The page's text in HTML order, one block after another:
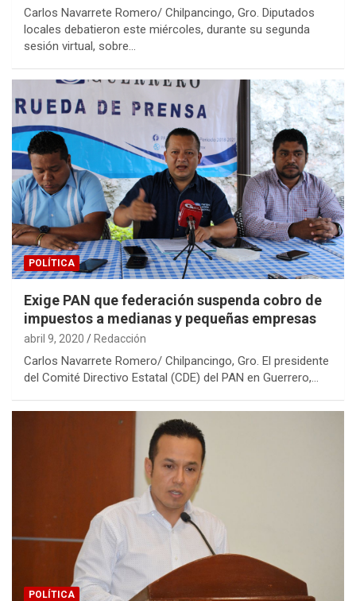
Carlos Navarrete Romero/ Chilpancingo, Gro. Diputados
locales debatieron este miércoles, durante su segunda
sesión virtual, sobre…
POLÍTICA
Exige PAN que federación suspenda cobro de
impuestos a medianas y pequeñas empresas
abril 9, 2020 Redacción
Carlos Navarrete Romero/ Chilpancingo, Gro. El presidente
del Comité Directivo Estatal (CDE) del PAN en Guerrero,…
POLÍTICA